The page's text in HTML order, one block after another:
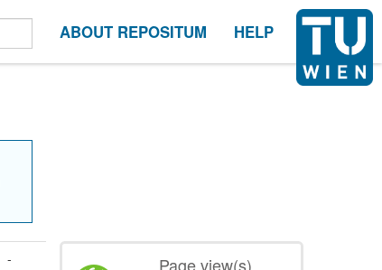
ABOUT REPOSITUM HELP
-
Page view(s)